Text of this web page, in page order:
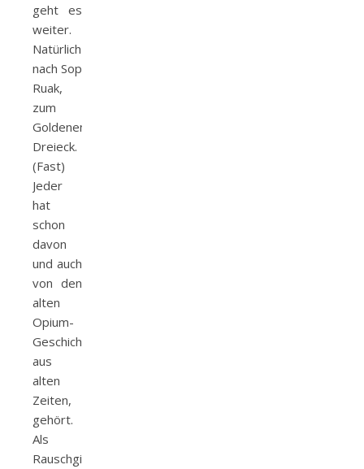
geht es
weiter.
Natürlich
nach Sop
Ruak,
zum
Goldenen
Dreieck.
(Fast)
Jeder
hat
schon
davon
und auch
von den
alten
Opium-
Geschichten
aus
alten
Zeiten,
gehört.
Als
Rauschgift